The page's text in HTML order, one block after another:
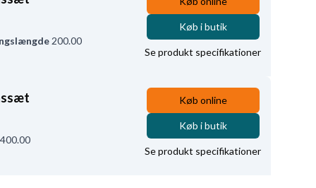
200.00
Køb i butik
Se produkt specifikationer
400.00
Køb online
Køb i butik
Se produkt specifikationer